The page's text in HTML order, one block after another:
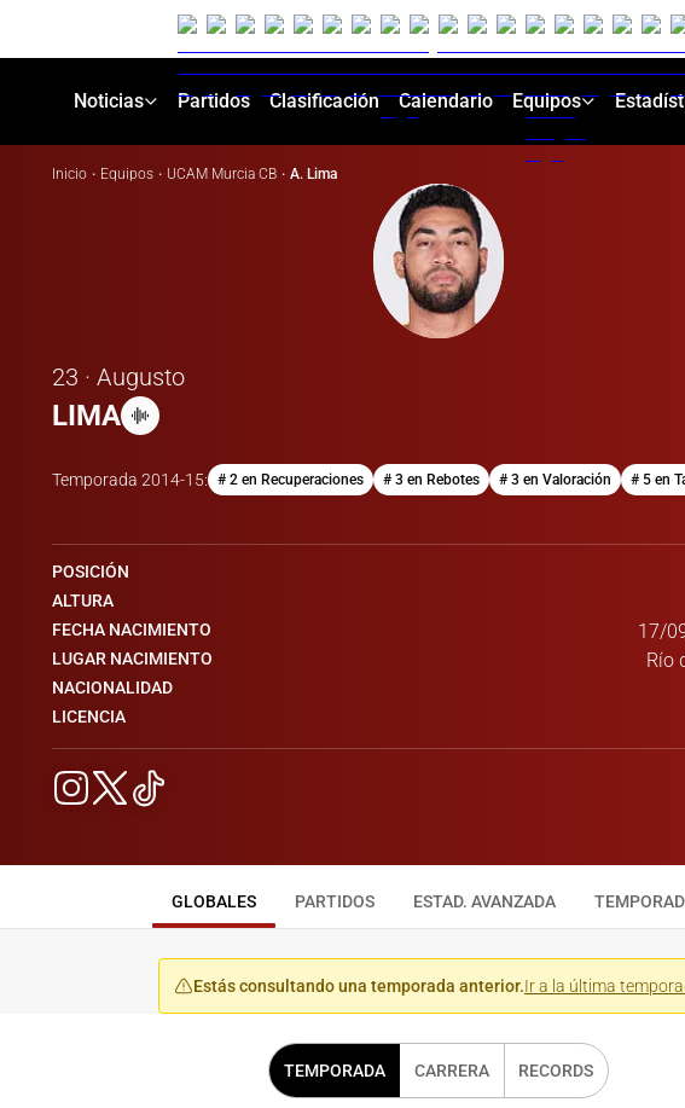
Noticias Partidos Clasificación Calendario Equipos
Inicio · Equipos · UCAM Murcia CB · A. Lima
23 · Augusto
LIMA
Temporada 2014-15: # 2 en Recuperaciones # 3 en Rebotes # 3 en Valoración # 5 en
POSICIÓN
ALTURA
FECHA NACIMIENTO 17/
LUGAR NACIMIENTO Río
NACIONALIDAD
LICENCIA
GLOBALES PARTIDOS ESTAD. AVANZADA
Estás consultando una temporada anterior.Ir a la última
TEMPORADA CARRERA RECORDS